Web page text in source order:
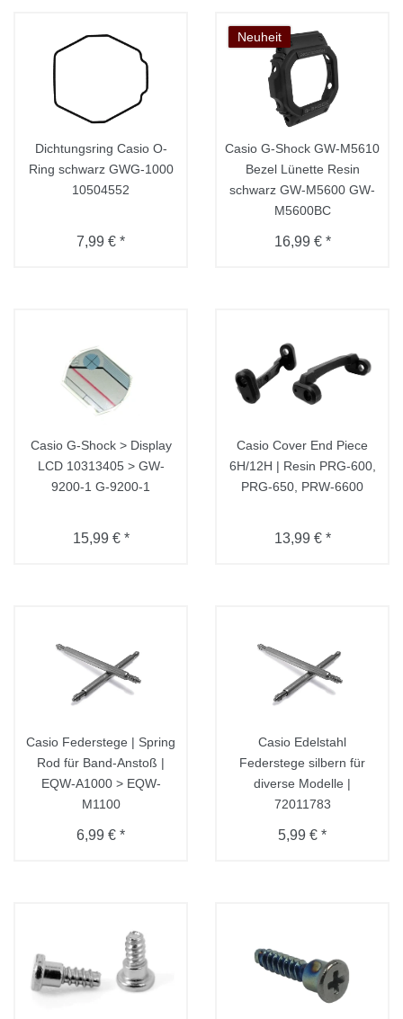
Dichtungsring Casio O-
Ring schwarz GWG-1000
10504552
7,99 € *
Neuheit
Casio G-Shock GW-M5610
Bezel Lünette Resin
schwarz GW-M5600 GW-
M5600BC
16,99 € *
Casio G-Shock > Display
LCD 10313405 > GW-
9200-1 G-9200-1
15,99 € *
Casio Cover End Piece
6H/12H | Resin PRG-600,
PRG-650, PRW-6600
13,99 € *
Casio Federstege | Spring
Rod für Band-Anstoß |
EQW-A1000 > EQW-
M1100
6,99 € *
Casio Edelstahl
Federstege silbern für
diverse Modelle |
72011783
5,99 € *